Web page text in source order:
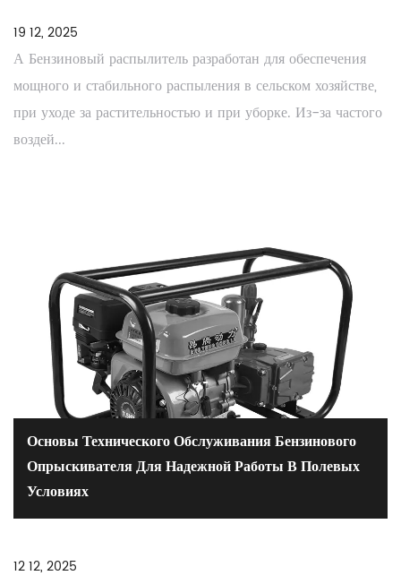
19 12, 2025
А Бензиновый распылитель разработан для обеспечения
мощного и стабильного распыления в сельском хозяйстве,
при уходе за растительностью и при уборке. Из-за частого
воздей...
Основы Технического Обслуживания Бензинового
Опрыскивателя Для Надежной Работы В Полевых
Условиях
12 12, 2025